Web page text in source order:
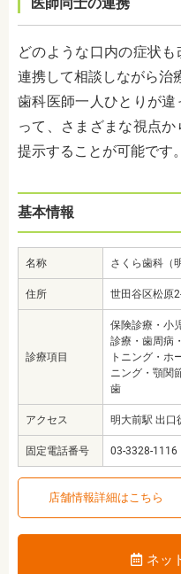
どのような口内の症状
連携して相談しながら治
歯科医師一人ひとりが
って、さまざまな視点
提示することが可能です。
基本情報
名称 さくら歯科（
住所 世田谷区松原
診療項目
保険診療・小
診療・歯周病
トニング・ホ
ニング・顎関
歯
アクセス 明大前駅 出口
固定電話番号 03-3328-1116
店舗情報詳細はこちら
ネッ